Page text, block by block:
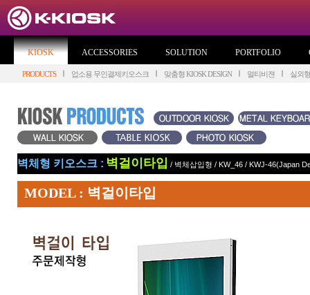
KIOSK ACCESSORIES SOLUTION PORTFOLIO
PRODUCTS 업소용 무인결제키오스크 맞춤형 KIOSK DESIGN 멀티비젼 실외
벽체형 키오스크 : 벽걸이타입 / 벽체삽입형 / KW_46 / KWJ-46(Japan
MODEL : 벽걸이타입